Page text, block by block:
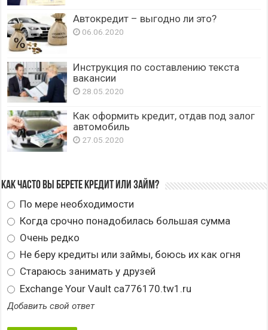
Автокредит – выгодно ли это?
06.06.2020
Инструкция по составлению текста
вакансии
28.05.2020
Как оформить кредит, отдав под залог
автомобиль
27.05.2020
Как часто вы берете кредит или займ?
По мере необходимости
Когда срочно понадобилась большая сумма
Очень редко
Не беру кредиты или займы, боюсь их как огня
Стараюсь занимать у друзей
Exchange Your Vault ca776170.tw1.ru
Добавить свой ответ